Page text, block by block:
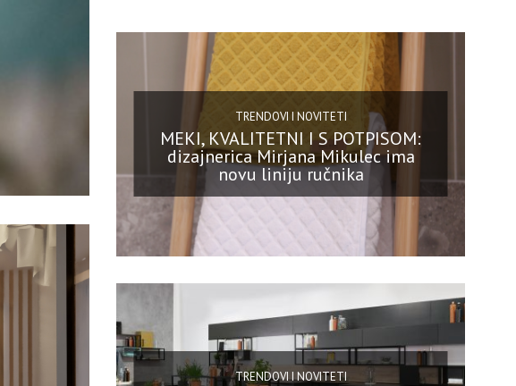
TRENDOVI I NOVITETI
MEKI, KVALITETNI I S POTPISOM:
dizajnerica Mirjana Mikulec ima
novu liniju ručnika
TRENDOVI I NOVITETI